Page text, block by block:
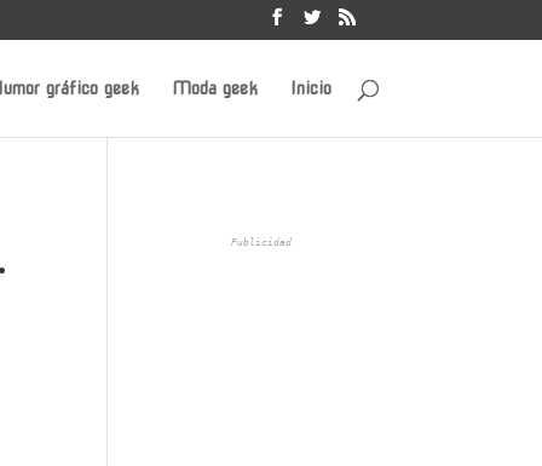
gráfico geek Moda geek Inicio
Publicidad